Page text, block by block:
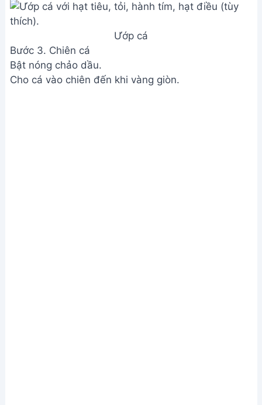
Ướp cá
Bước 3. Chiên cá
Bật nóng chảo dầu.
Cho cá vào chiên đến khi vàng giòn.